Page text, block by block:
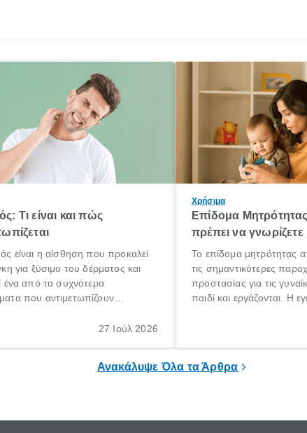
Τι είναι και πώς
είναι η αίσθηση που προκαλεί
για ξύσιμο του δέρματος και
ένα από τα συχνότερα
που αντιμετωπίζουν
για το «κνησμός τι είναι»,
27 Ιούλ 2026
Χρήσιμα
Επίδομα
πρέπει να γνωρίζετε
Το επίδομα μητρότητας
τις σημαντικότερες
προστασίας για τις
παιδί και εργάζονται. Η
σημαντική περίοδος στη
Ανακάλυψε Όλα τα Άρθρα